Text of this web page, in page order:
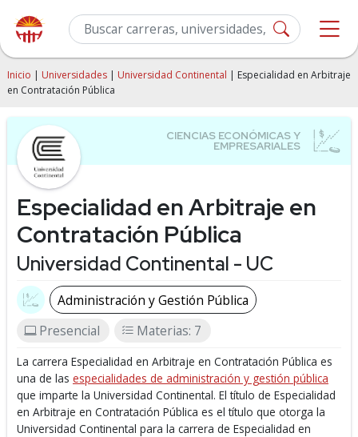
Inicio | Universidades | Universidad Continental | Especialidad en Arbitraje
en Contratación Pública
Especialidad en Arbitraje en
Contratación Pública
Universidad Continental - UC
Administración y Gestión Pública
Presencial
Materias: 7
La carrera Especialidad en Arbitraje en Contratación Pública es
una de las especialidades de administración y gestión pública
que imparte la Universidad Continental. El título de Especialidad
en Arbitraje en Contratación Pública es el título que otorga la
Universidad Continental para la carrera de Especialidad en